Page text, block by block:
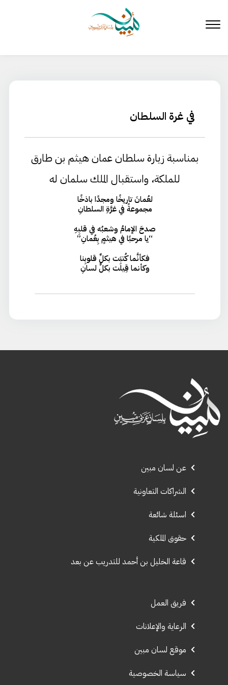
المحتوى
في غرة السلطان
بمناسبة زيارة سلطان عمان هيثم بن طارق
للملكة، واستقبال الملك سلمان له
لعُمانَ تاريخًا ومجدًا باذخًا
مجموعةً في غرَّةِ السلطانِ
صدحَ الإمامُ وشعبُه في قلبِهِ
“يا مرحبًا في هيثمٍ بِعُمانِ”
فكأنَّما كُتبَت بكلِّ قلوبِنا
وكأنما قِيلَت بكلِّ لسانِ
عن لسان مبين
الشراكات التعاونية
اسئلة شائعة
حقوق الملكية
قاعة الخليل بن أحمد للتدريب عن بعد
فريق العمل
الرعاية والإعلانات
موقع لسان مبين
سياسة الخصوصية